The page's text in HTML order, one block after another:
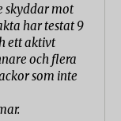
skyddar mot
har testat 9
ett aktivt
och flera
som inte